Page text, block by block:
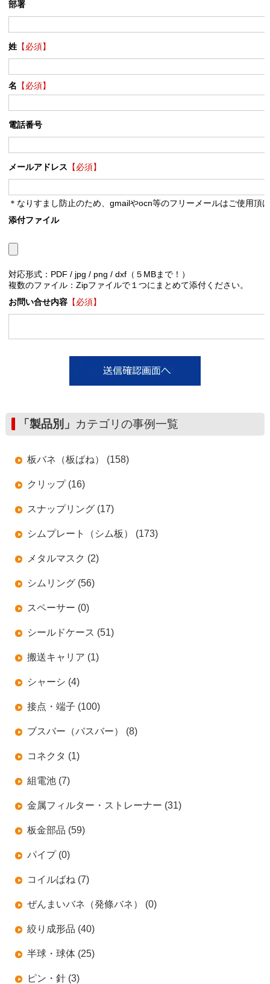
部署
姓【必須】
名 【必須】
電話番号
メールアドレス 【必須】
＊なりすまし防止のため、gmailやocn等のフリーメールはご使用頂
添付ファイル
対応形式：PDF / jpg / png / dxf（５MBまで！）
複数のファイル：Zipファイルで１つにまとめて添付ください。
お問い合せ内容【必須】
「製品別」 カテゴリの事例一覧
板バネ（板ばね） (158)
クリップ (16)
スナップリング (17)
シムプレート（シム板） (173)
メタルマスク (2)
シムリング (56)
スペーサー (0)
シールドケース (51)
搬送キャリア (1)
シャーシ (4)
接点・端子 (100)
ブスバー（バスバー） (8)
コネクタ (1)
組電池 (7)
金属フィルター・ストレーナー (31)
板金部品 (59)
パイプ (0)
コイルばね (7)
ぜんまいバネ（発條バネ） (0)
絞り成形品 (40)
半球・球体 (25)
ピン・針 (3)